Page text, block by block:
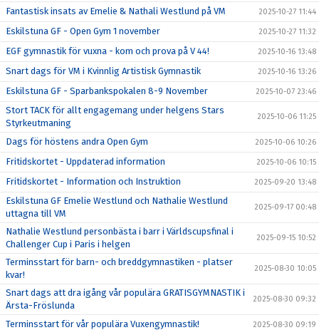
Fantastisk insats av Emelie & Nathali Westlund på VM 2025-10-27 11:44
Eskilstuna GF - Open Gym 1 november 2025-10-27 11:32
EGF gymnastik för vuxna - kom och prova på V 44! 2025-10-16 13:48
Snart dags för VM i Kvinnlig Artistisk Gymnastik 2025-10-16 13:26
Eskilstuna GF - Sparbankspokalen 8-9 November 2025-10-07 23:46
Stort TACK för allt engagemang under helgens Stars
Styrkeutmaning
2025-10-06 11:25
Dags för höstens andra Open Gym 2025-10-06 10:26
Fritidskortet - Uppdaterad information 2025-10-06 10:15
Fritidskortet - Information och Instruktion 2025-09-20 13:48
Eskilstuna GF Emelie Westlund och Nathalie Westlund
uttagna till VM
2025-09-17 00:48
Nathalie Westlund personbästa i barr i Världscupsfinal i
Challenger Cup i Paris i helgen
2025-09-15 10:52
Terminsstart för barn- och breddgymnastiken - platser
kvar!
2025-08-30 10:05
Snart dags att dra igång vår populära GRATISGYMNASTIK i
Ärsta-Fröslunda
2025-08-30 09:32
Terminsstart för vår populära Vuxengymnastik! 2025-08-30 09:19